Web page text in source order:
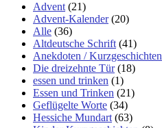
Advent (21)
Advent-Kalender(20)
Alle (36)
Altdeutsche Schrift (41)
Anekdoten / Kurzgeschichten
Die dreizehnte Tür(18)
essen und trinken (1)
Essen und Trinken (21)
Geflügelte Worte (34)
Hessiche Mundart (63)